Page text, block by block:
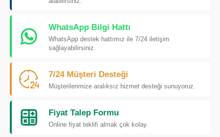
WhatsApp Bilgi Hattı
WhatsApp destek hattımız ile 7/24 iletişim
sağlayabilirsiniz.
7/24 Müşteri Desteği
Müşterilerimize aralıksız hizmet desteği sunuyoruz.
Fiyat Talep Formu
Online fiyat teklifi almak çok kolay.